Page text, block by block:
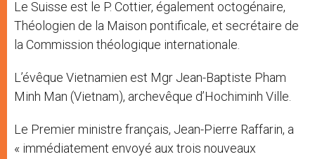
Le Suisse est le P. Cottier, également octogénaire,
Théologien de la Maison pontificale, et secrétaire de
la Commission théologique internationale.
L’évêque Vietnamien est Mgr Jean-Baptiste Pham
Minh Man (Vietnam), archevêque d’Hochiminh Ville.
Le Premier ministre français, Jean-Pierre Raffarin, a
« immédiatement envoyé aux trois nouveaux